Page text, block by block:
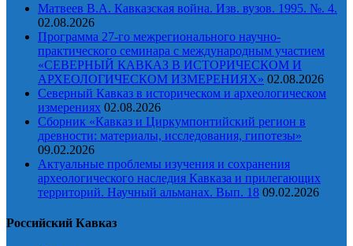
Матвеев В.А. Кавказская война. Изв. вузов. 1995. №. 4.
02.08.2026
Программа 27-го межрегионального научно-
практического семинара с международным участием
«СЕВЕРНЫЙ КАВКАЗ В ИСТОРИЧЕСКОМ И
АРХЕОЛОГИЧЕСКОМ ИЗМЕРЕНИЯХ» 02.08.2026
Северный Кавказ в историческом и археологическом
измерениях 02.08.2026
Сборник «Кавказ и Циркумпонтийский регион в
древности: материалы, исследования, гипотезы»
09.02.2026
Актуальные проблемы изучения и сохранения
археологического наследия Кавказа и прилегающих
территорий. Научный альманах. Вып. 18 09.02.2026
Российский Кавказ